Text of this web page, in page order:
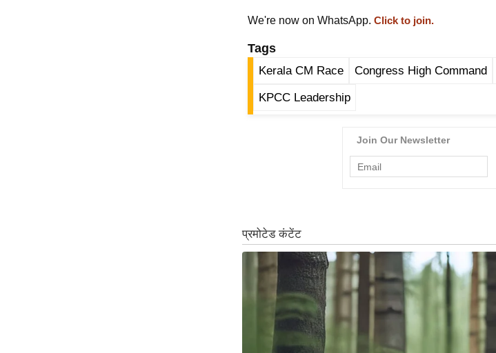
We're now on WhatsApp. Click to join.
Tags
Kerala CM Race Congress High Command
KPCC Leadership